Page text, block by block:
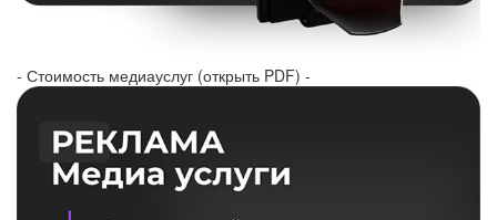
- Стоимость медиауслуг (открыть PDF) -